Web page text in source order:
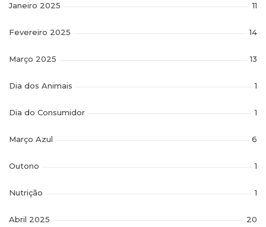
Janeiro 2025 11
Fevereiro 2025 14
Março 2025 13
Dia dos Animais 1
Dia do Consumidor 1
Março Azul 6
Outono 1
Nutrição 1
Abril 2025 20